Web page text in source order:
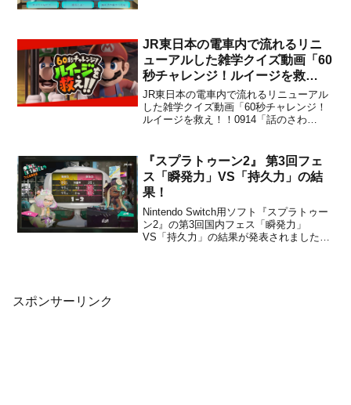
「イナズマ☆ルーフリルパ！」の発売が
決定！！世界戦に向けて奮...
JR東日本の電車内で流れるリニ
ューアルした雑学クイズ動画「60
秒チャレンジ！ルイージを救
え！！0914「話のさわり」」が
公開！
JR東日本の電車内で流れるリニューアル
した雑学クイズ動画「60秒チャレンジ！
ルイージを救え！！0914「話のさわ
ます。＜ニンテンドートピックス＞＜特
設ページ＞※毎週月曜日に更新とのこ
と。JR東日本の電車内で流...
『スプラトゥーン2』 第3回フェ
ス「瞬発力」VS「持久力」の結
果！
Nintendo Switch用ソフト『スプラトゥー
ン2』の第3回国内フェス「瞬発力」
VS「持久力」の結果が発表されました。
スポンサーリンク